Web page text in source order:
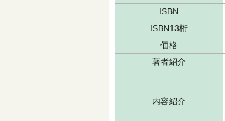
ISBN
ISBN13桁
価格
著者紹介
内容紹介